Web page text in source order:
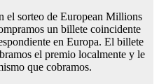
el sorteo de European Millions
un billete coincidente
en Europa. El billete
el premio localmente y le
que cobramos.